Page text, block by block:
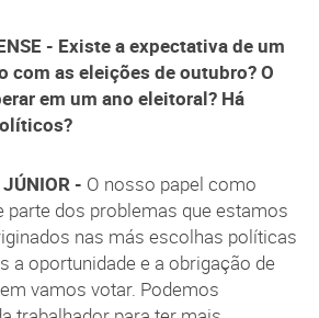
- Existe a expectativa de um
com as eleições de outubro? O
em um ano eleitoral? Há
- O nosso papel como
parte dos problemas que estamos
nas más escolhas políticas
a oportunidade e a obrigação de
vamos votar. Podemos